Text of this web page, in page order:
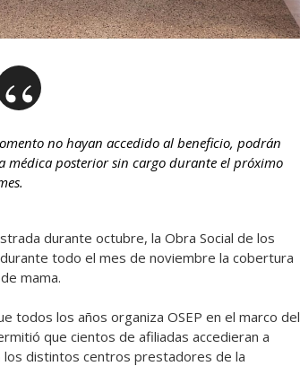
no hayan accedido al beneficio, podrán
posterior sin cargo durante el próximo
durante octubre, la Obra Social de los
todo el mes de noviembre la cobertura
mama.
todos los años organiza OSEP en el marco del
que cientos de afiliadas accedieran a
distintos centros prestadores de la